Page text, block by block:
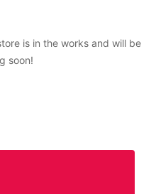
is in the works and will be
soon!